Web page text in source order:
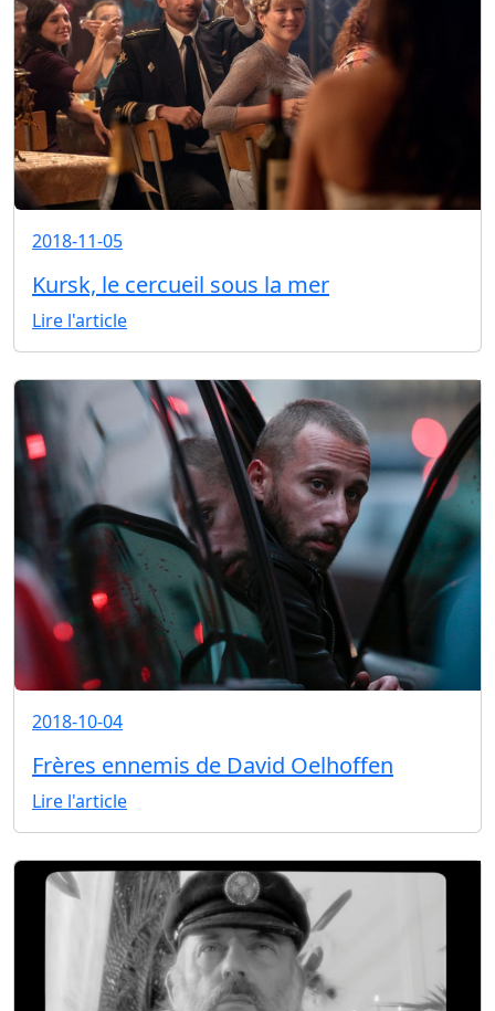
2018-11-05
Kursk, le cercueil sous la mer
Lire l'article
2018-10-04
Frères ennemis de David Oelhoffen
Lire l'article